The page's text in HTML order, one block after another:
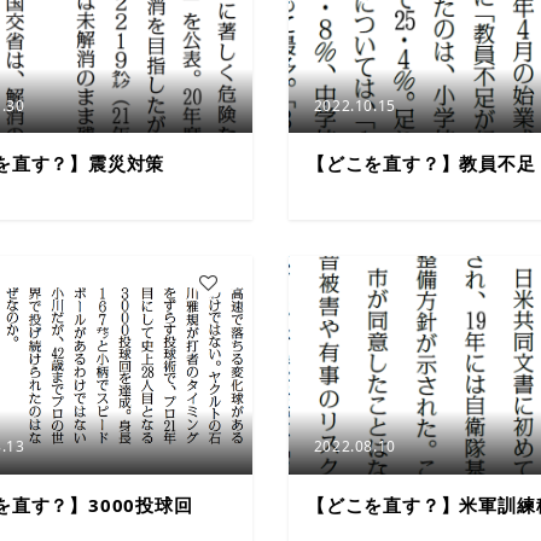
直す？】震災対策
2022.10.15
【どこを直す？】教員不足
直す？】3000投球回
5
2022.08.10
【どこを直す？】米軍訓